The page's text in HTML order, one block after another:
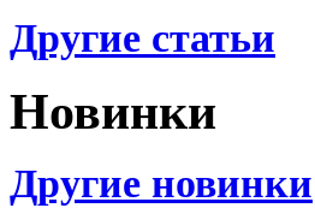
Другие статьи
Новинки
Другие новинки